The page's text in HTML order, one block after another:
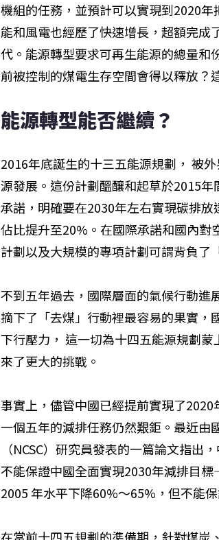
機組的任務，並預計可以實現到2020
能和風電也經歷了快速增長，超額完成
代。能源轉型要求可再生能源的總量和
前被控制的煤電生存空間會得以釋放？
能源轉型能否繼續？
2016年底誕生的十三五能源規劃， 被
源發展。這份計劃醞釀和起草於2015
承諾，明確要在2030年左右實現碳排
佔比提升至20%。在國際承諾和國內對
計劃以及大規模的專項計劃可謂背負了
不到五年過去，國際層面的氣候行動進
摘下了「去煤」行動裡最容易的果實，
下行壓力， 這一切為十四五能源規劃
來了更大的挑戰。
事實上，儘管中國已經提前實現了
一個五年的減排任務仍然艱鉅。最近由
（NCSC）研究員發表的一篇論文指
不能保證中國全面實現2030年減排目
2005 年水平下降60%～65%，但不能